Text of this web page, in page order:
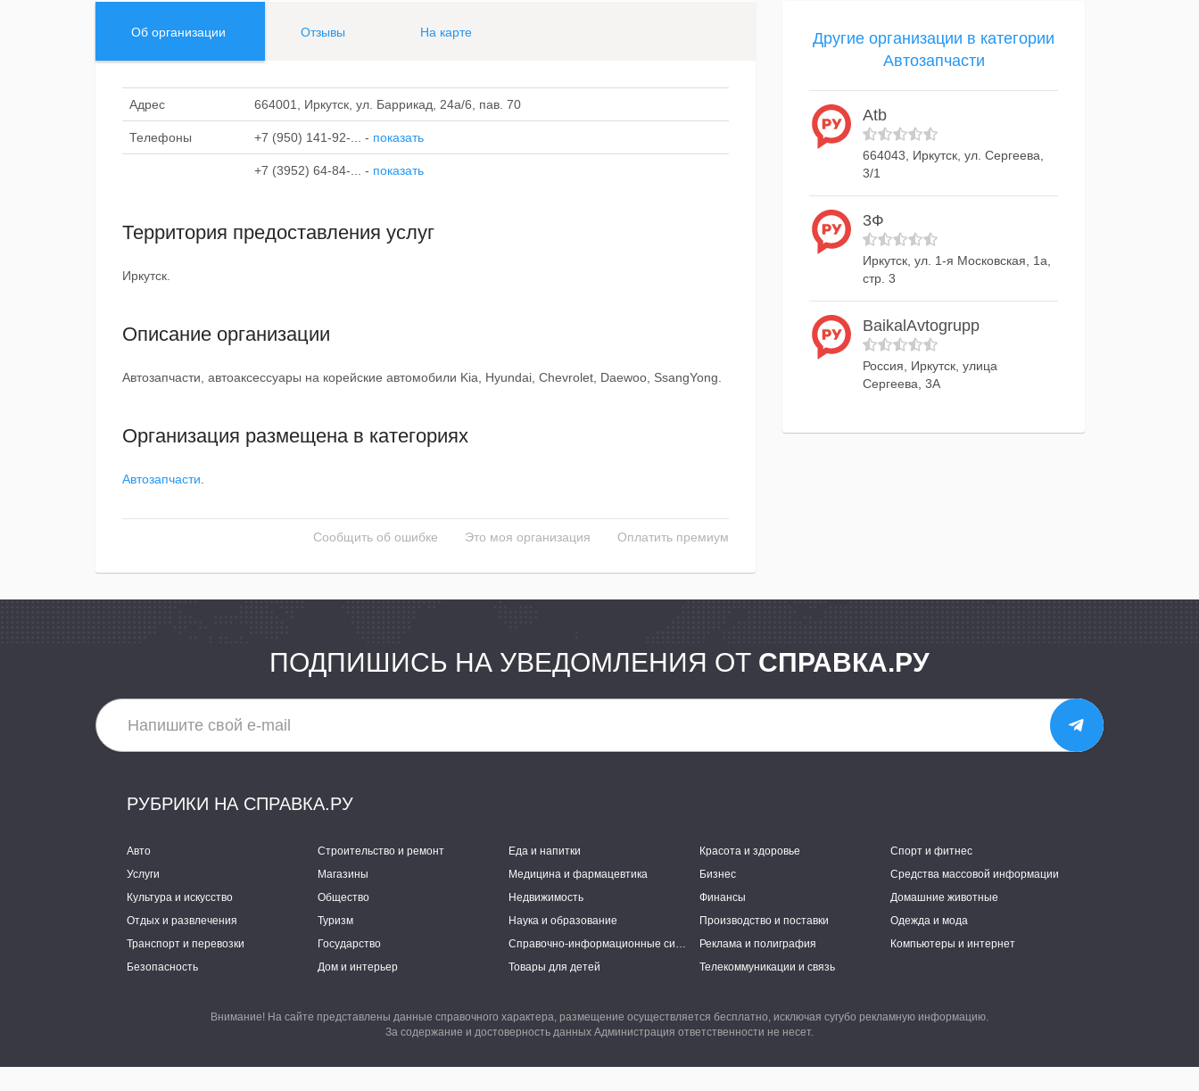
Об организации Отзывы На карте
Адрес 664001, Иркутск, ул. Баррикад, 24а/6, пав. 70
Телефоны +7 (950) 141-92-... - показать
+7 (3952) 64-84-... - показать
Территория предоставления услуг
Иркутск.
Описание организации
Автозапчасти, автоаксессуары на корейские автомобили Kia, Hyundai, Chevrolet, Daewoo, SsangYong.
Организация размещена в категориях
Автозапчасти
Сообщить об ошибке Это моя организация Оплатить премиум
Другие организации в категории
Автозапчасти
Atb
664043, Иркутск, ул. Сергеева,
3/1
3Ф
Иркутск, ул. 1-я Московская, 1а,
стр. 3
BaikalAvtogrupp
Россия, Иркутск, улица
Сергеева, 3А
ПОДПИШИСЬ НА УВЕДОМЛЕНИЯ ОТ СПРАВКА.РУ
РУБРИКИ НА СПРАВКА.РУ
Авто Строительство и ремонт Еда и напитки Красота и здоровье
Спорт и фитнес
Услуги
Магазины Медицина и фармацевтика Бизнес
Средства массовой информации
Культура и искусство
Общество Недвижимость Финансы
Домашние животные
Отдых и развлечения
Туризм Наука и образование Производство и поставки
Одежда и мода
Транспорт и перевозки
Государство Справочно-информационные системы Реклама и полиграфия
Компьютеры и интернет
Безопасность
Дом и интерьер Товары для детей Телекоммуникации и связь
Внимание! На сайте представлены данные справочного характера, размещение осуществляется бесплатно, исключая сугубо рекламную информацию.
За содержание и достоверность данных Администрация ответственности не несет.